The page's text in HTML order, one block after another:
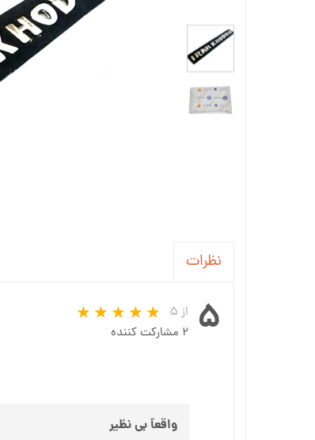
جاسوئیچی ، کاور ریموت خودرو
واکس ، پولیش و تمیز کننده خودرو
نظرات
۵
از ۵
۲ مشارکت کننده
واقعآ بی نظیر